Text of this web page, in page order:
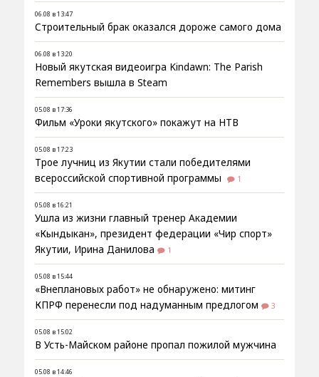
06.08 в 13:47
Строительный брак оказался дороже самого дома
06.08 в 13:20
Новый якутская видеоигра Kindawn: The Parish
Remembers вышла в Steam
05.08 в 17:36
Фильм «Уроки якутского» покажут на НТВ
05.08 в 17:23
Трое лучниц из Якутии стали победителями
всероссийской спортивной программы
1
05.08 в 16:21
Ушла из жизни главный тренер Академии
«Кындыкан», президент федерации «Чир спорт»
Якутии, Ирина Данилова
1
05.08 в 15:44
«Внеплановых работ» не обнаружено: митинг
КПРФ перенесли под надуманным предлогом
3
05.08 в 15:02
В Усть-Майском районе пропал пожилой мужчина
05.08 в 14:46